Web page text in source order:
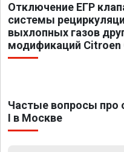
Отключение ЕГР
системы
выхлопных газов
модификаций Citroen
Частые вопросы про
I в Москве